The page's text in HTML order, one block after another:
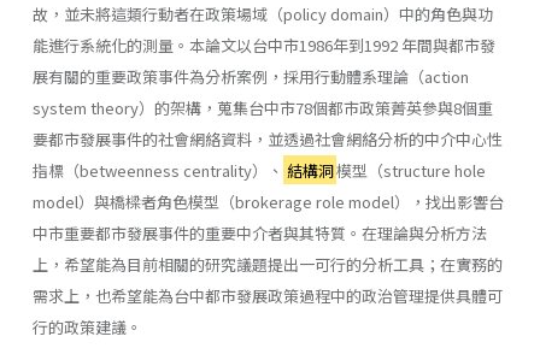
故，並未將這類行動者在政策場域（policy domain）中的角色與功
能進行系統化的測量。本論文以台中市1986年到1992 年間與都市發
展有關的重要政策事件為分析案例，採用行動體系理論（action
system theory）的架構，蒐集台中市78個都市政策菁英參與8個重
要都市發展事件的社會網絡資料，並透過社會網絡分析的中介中心性
指標（betweenness centrality）、 結構洞模型（structure hole
model）與橋樑者角色模型（brokerage role model），找出影響台
中市重要都市發展事件的重要中介者與其特質。在理論與分析方法
上，希望能為目前相關的研究議題提出一可行的分析工具；在實務的
需求上，也希望能為台中都市發展政策過程中的政治管理提供具體可
行的政策建議。